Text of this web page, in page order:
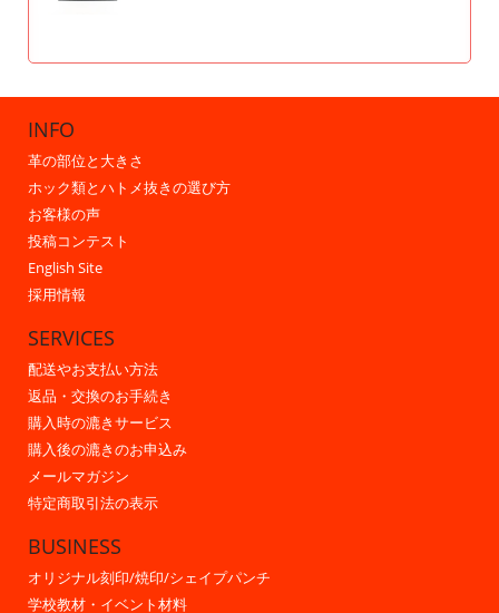
INFO
革の部位と大きさ
ホック類とハトメ抜きの選び方
お客様の声
投稿コンテスト
English Site
採用情報
SERVICES
配送やお支払い方法
返品・交換のお手続き
購入時の漉きサービス
購入後の漉きのお申込み
メールマガジン
特定商取引法の表示
BUSINESS
オリジナル刻印/焼印/シェイプパンチ
学校教材・イベント材料